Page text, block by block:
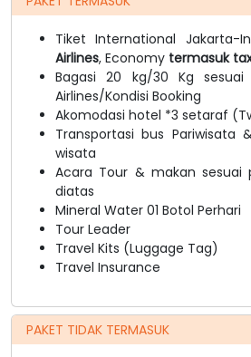
Tiket International Jakarta-
Airlines, Economy termasuk
Bagasi 20 kg/30 Kg
Airlines/Kondisi Booking
Akomodasi hotel *3 setaraf
Transportasi bus Pariwisata
wisata
Acara Tour & makan
diatas
Mineral Water 01 Botol Perhari
Tour Leader
Travel Kits (Luggage Tag)
Travel Insurance
PAKET TIDAK TERMASUK